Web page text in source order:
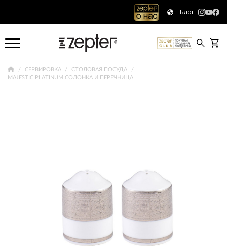
Блог
СЕРВИРОВКА
СТОЛОВАЯ ПОСУДА
MAJESTIC PLATINUM СОЛОНКА И ПЕРЕЧНИЦА